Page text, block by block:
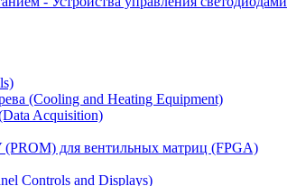
(Cooling and Heating Equipment)
Acquisition)
для вентильных матриц (FPGA)
Controls and Displays)